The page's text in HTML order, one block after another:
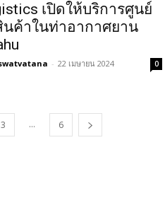
เปิดให้บริการศูนย์
นค้าในท่าอากาศยาน
- 22 เมษายน 2024 0
3 ... 6